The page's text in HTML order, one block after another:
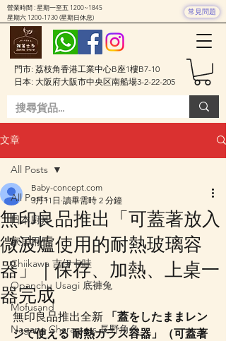
門市: 荔枝角香港工業中心B座1樓B7-10
日本: 大阪府大阪市中央区南船場3-2-22-205
營業時間 : 星期一至五 1200~1845
星期六 1200-1730(星期日休息)
常見問題
文章
All Posts
日本廚具
家居用品
Chiikawa 吉伊卡哇
Opanchu Usagi 底褲兔
Mofusand
Nagano Characters 長野角色
All Posts
無印良品推出「可蓋著放入
微波爐使用的耐熱玻璃容
器」｜保存、加熱、上桌一
器完成
Baby-concept.com
3月11日 讀畢需時 2 分鐘
無印良品推出全新
「蓋をしたままレン
ジで使える 耐熱ガラス容器」（可蓋著